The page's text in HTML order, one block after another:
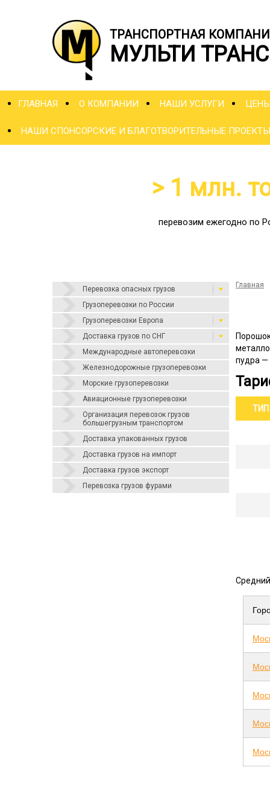
ТРАНСПОРТНАЯ
МУЛЬТИ ТРАНС
ГЛАВНАЯ О КОМПАНИИ НАШИ УСЛУГИ
НАШИ СПОНСОРСКИЕ И БЛАГОТВОРИТЕЛЬНЫЕ ПРОЕКТЫ
> 1 млн.
перевозим ежегодно по
Перевозка опасных грузов
Грузоперевозки по России
Грузоперевозки Европа
Доставка грузов по СНГ
Международные автоперевозки
Железнодорожные грузоперевозки
Морские грузоперевозки
Авиационные грузоперевозки
Организация перевозок грузов
большегрузным транспортом
Доставка упакованных грузов
Доставка грузов на импорт
Доставка грузов экспорт
Перевозка грузов фурами
Главная
пудра —